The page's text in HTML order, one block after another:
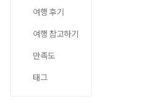
여행 후기
여행 참고하기
만족도
태그